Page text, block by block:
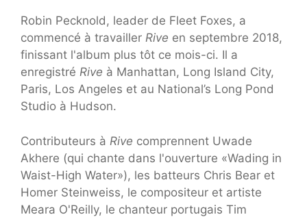
Robin Pecknold, leader de Fleet Foxes, a
commencé à travailler Rive en septembre 2018,
finissant l'album plus tôt ce mois-ci. Il a
enregistré Rive à Manhattan, Long Island City,
Paris, Los Angeles et au National’s Long Pond
Studio à Hudson.
Contributeurs à Rive comprennent Uwade
Akhere (qui chante dans l'ouverture «Wading in
Waist-High Water»), les batteurs Chris Bear et
Homer Steinweiss, le compositeur et artiste
Meara O'Reilly, le chanteur portugais Tim